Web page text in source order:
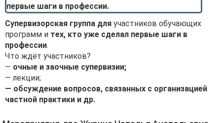
Супервизорская группа для участников обучающих
программ и тех, кто уже сделал первые шаги в
профессии.
Что ждёт участников?
— очные и заочные супервизии;
— лекции;
— обсуждение вопросов, связанных с организацией
частной практики и др.